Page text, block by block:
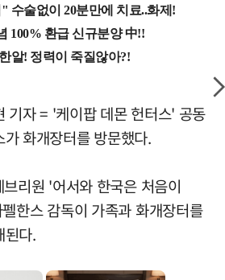
기자 = '케이팝 데몬 헌터스' 공동
화개장터를 방문했다.
리원 '어서와 한국은 처음이
한스 감독이 가족과 화개장터를
된다.